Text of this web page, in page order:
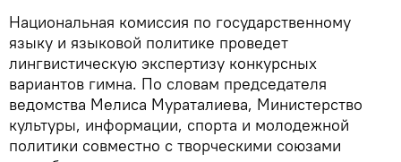
Национальная комиссия по государственному
языку и языковой политике проведет
лингвистическую экспертизу конкурсных
вариантов гимна. По словам председателя
ведомства Мелиса Мураталиева, Министерство
культуры, информации, спорта и молодежной
политики совместно с творческими союзами